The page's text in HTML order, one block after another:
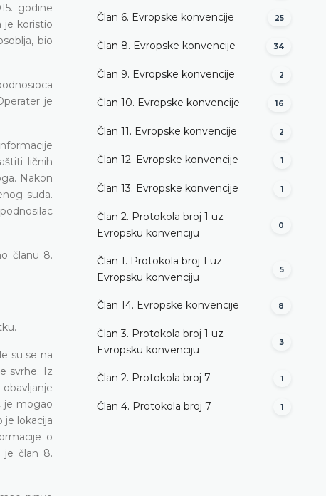
godine
je koristio
bio
je
ličnih
Nakon
suda.
članu 8.
su se na
svrhe. Iz
je mogao
lokacija
o
je član 8.
Član 6. Evropske konvencije 25
Član 8. Evropske konvencije 34
Član 9. Evropske konvencije 2
Član 10. Evropske konvencije 16
Član 11. Evropske konvencije 2
Član 12. Evropske konvencije 1
Član 13. Evropske konvencije 1
Član 2. Protokola broj 1 uz
Evropsku konvenciju
0
Član 1. Protokola broj 1 uz
Evropsku konvenciju
5
Član 14. Evropske konvencije 8
Član 3. Protokola broj 1 uz
Evropsku konvenciju
3
Član 2. Protokola broj 7 1
Član 4. Protokola broj 7 1